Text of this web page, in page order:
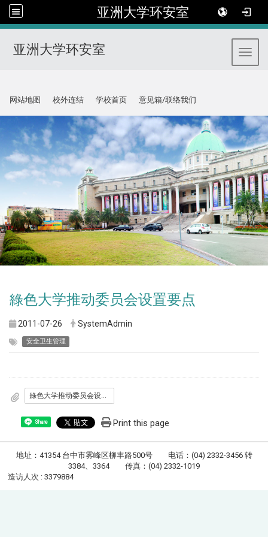
亚洲大学环安室
亚洲大学环安室
网站地图
校外连结 学校首页 意见箱/联络我们
綠色大学推动委员会设置要点
2011-07-26 SystemAdmin
安全卫生管理
綠色大学推动委员会设置要点
Share Print this page
地址：41354 台中市雾峰区柳丰路500号 电话：(04) 2332-3456 转
3384、3364 传真：(04) 2332-1019
造访人次 : 3379884